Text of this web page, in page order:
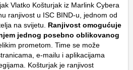
Vlatko Košturjak iz Marlink Cybera
ranjivost u ISC BIND-u, jednom od
na svijetu. Ranjivost omogućuje
jednog posebno oblikovanog
prometom. Time se može
e-mailu i aplikacijama
Košturjak je ranjivost